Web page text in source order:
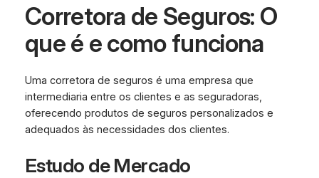
Corretora de Seguros: O
que é e como funciona
Uma corretora de seguros é uma empresa que
intermediaria entre os clientes e as seguradoras,
oferecendo produtos de seguros personalizados e
adequados às necessidades dos clientes.
Estudo de Mercado